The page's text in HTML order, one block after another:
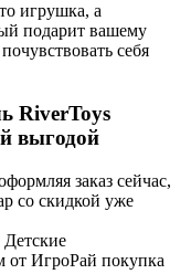
игрушка, а
подарит вашему
себя
RiverToys
выгодой
заказ сейчас,
со скидкой уже
от ИгроРай покупка